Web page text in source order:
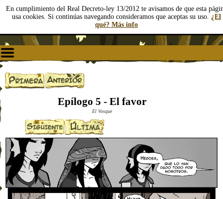
En cumplimiento del Real Decreto-ley 13/2012 te avisamos de que esta
usa cookies. Si continúas navegando consideramos que aceptas su uso. ¿El
qué? Más info
Epílogo 5 - El favor
El Vosque